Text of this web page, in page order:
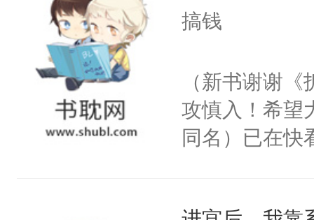
用力——为你
搞钱
（新书谢谢
攻慎入！希望
同名）已在快